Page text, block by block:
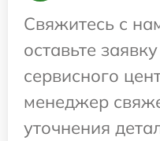
Свяжитесь с
оставьте
сервисного
менеджер
уточнения